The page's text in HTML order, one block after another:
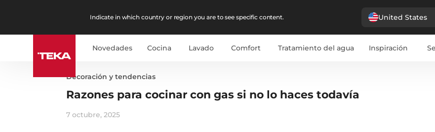
Indicate in which country or region you are to see specific content. United States
Novedades Cocina Lavado Comfort Tratamiento del agua Inspiración
Decoración y tendencias
Razones para cocinar con gas si no lo haces todavía
7 octubre, 2025